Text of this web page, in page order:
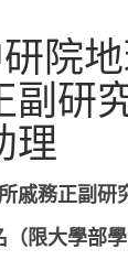
院
副研
理
戚務正副研
限大學部學